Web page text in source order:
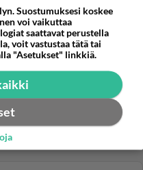
Suostumuksesi koskee
voi vaikuttaa
saattavat perustella
voit vastustaa tätä tai
"Asetukset" linkkiä.